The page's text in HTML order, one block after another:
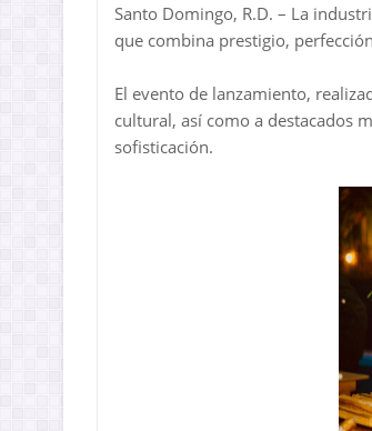
Santo Domingo, R.D. – La
que combina prestigio,
El evento de lanzamiento,
cultural, así como a destacados
sofisticación.